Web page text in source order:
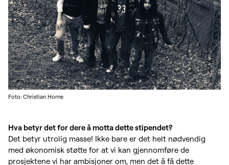
Foto: Christian Horne
Hva betyr det for dere å motta dette stipendet?
Det betyr utrolig masse! Ikke bare er det helt nødvendig
med økonomisk støtte for at vi kan gjennomføre de
prosjektene vi har ambisjoner om, men det å få dette